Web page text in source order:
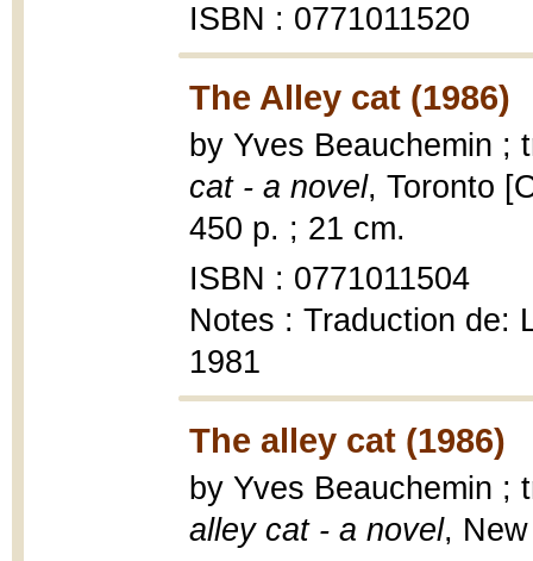
ISBN : 0771011520
The Alley cat (1986)
by Yves Beauchemin
cat - a novel, Toronto
450 p. ; 21 cm.
ISBN : 0771011504
Notes : Traduction de:
1981
The alley cat (1986)
by Yves Beauchemin
alley cat - a novel,